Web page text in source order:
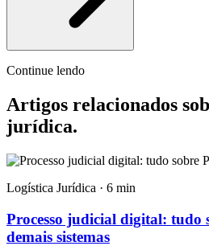
Continue lendo
Artigos relacionados
jurídica.
Logística Jurídica · 6 min
Processo judicial digital: tudo
demais sistemas